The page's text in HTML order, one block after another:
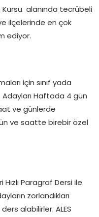
Kursu alanında tecrübeli
ilçelerinde en çok
ediyor.
için sınıf yada
Adayları Haftada 4 gün
ve günlerde
ve saatte birebir özel
Hızlı Paragraf Dersi ile
zorlandıkları
alabilirler. ALES